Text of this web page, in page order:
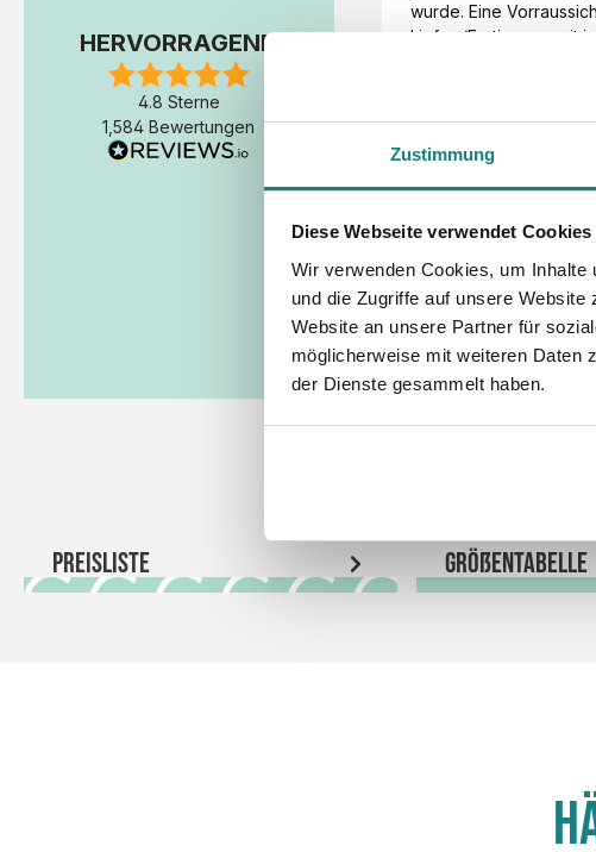
Zustimmung
Diese Webseite verwendet Cookies
Wir verwenden Cookies, um Inhalte
und die Zugriffe auf unsere
Website an unsere Partner für
möglicherweise mit weiteren Daten
der Dienste gesammelt haben.
HERVORRAGEND
4.8 Sterne
1,584 Bewertungen
wurde. Eine
Liefer-/Fertigungszeit
Fertigstellung der
Preisliste Größentabelle